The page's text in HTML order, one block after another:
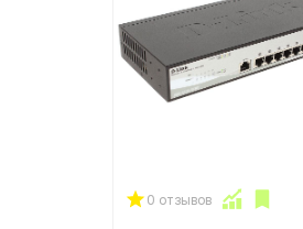
0 отзывов